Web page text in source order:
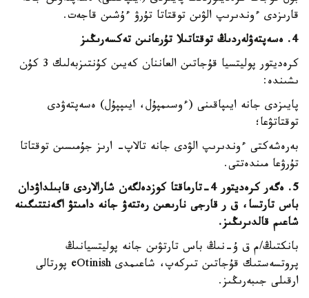
قارىزدى ءوندىرىپ الۋىن توقتاتا تۇرۋ ءۇشىن قاجەت.
4. ەسەپتەۋلەردىڭ توقتاتىلا تۇرعانىن تەكسەرىڭىز
كرەديتور پوليتسيا قۇجاتىن العاننان كەيىن كۇنتىزبەلىك 3 كۇن
ىشىندە:
پايىزدى جانە ايىپاقىنى (ءوسىمپۇل، ايىپپۇل) ەسەپتەۋدى
توقتاتۋعا؛
بەرەشەكتى ءوندىرىپ الۋدى جانە تالاپ- ارىز جۇمىسىن توقتاتا
تۇرۋعا مىندەتتى.
5. ەگەر كرەديتور 4-تارماقتا كوزدەلگەن شارالاردى قابىلداۋدان
باس تارتسا، ق ر قارجى نارىعىن رەتتەۋ جانە دامىتۋ اگەنتتىگىنە
شاعىم قالدىرىڭىز.
بانكتىڭ/م ق ۇ-نىڭ باس تارتۋىن جانە پوليتسيانىڭ
پروتسەستىك قۇجاتىن تىركەپ، شاعىمدى eOtinish پورتالى
ارقىلى جىبەرىڭىز.